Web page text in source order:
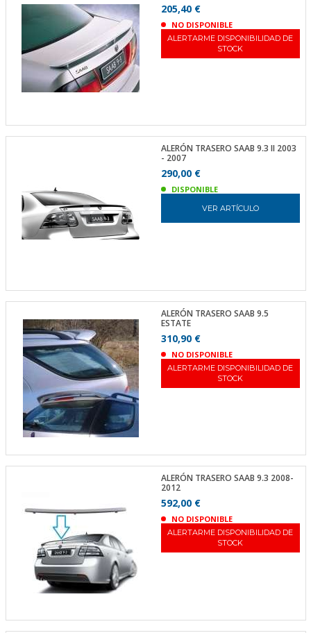
205,40 €
NO DISPONIBLE
ALERTARME DISPONIBILIDAD DE
STOCK
ALERÓN TRASERO SAAB 9.3 II 2003
- 2007
290,00 €
DISPONIBLE
VER ARTÍCULO
ALERÓN TRASERO SAAB 9.5
ESTATE
310,90 €
NO DISPONIBLE
ALERTARME DISPONIBILIDAD DE
STOCK
ALERÓN TRASERO SAAB 9.3 2008-
2012
592,00 €
NO DISPONIBLE
ALERTARME DISPONIBILIDAD DE
STOCK